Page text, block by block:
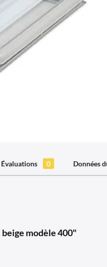
Évaluations 0 Données
modèle 400"